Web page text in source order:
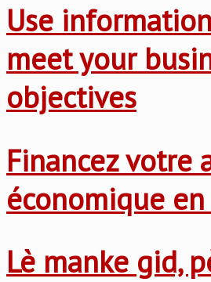
Use
meet your
objectives
Financez votre
économique
Lè manke gid,